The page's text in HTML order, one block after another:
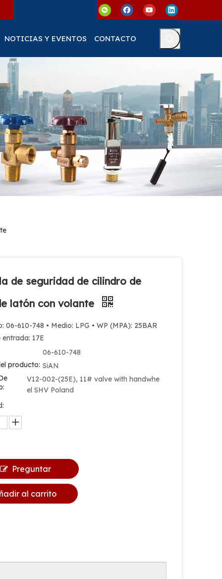
NOTICIAS Y EVENTOS CONTACTO
de seguridad de cilindro de
latón con volante
06-610-748 • Medio: LPG • WP (MPA): 25BAR
entrada: 17E
06-610-748
producto: SiAN
V12-002-(25E), 11# valve with handwhe
el SHV Poland
Preguntar
al carrito